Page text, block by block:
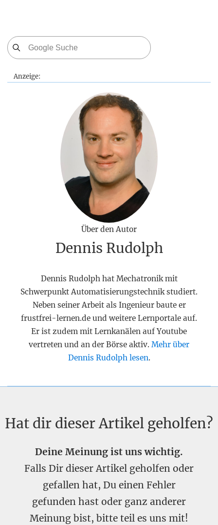
Anzeige:
Über den Autor
Dennis Rudolph
Dennis Rudolph hat Mechatronik mit
Schwerpunkt Automatisierungstechnik studiert.
Neben seiner Arbeit als Ingenieur baute er
frustfrei-lernen.de und weitere Lernportale auf.
Er ist zudem mit Lernkanälen auf Youtube
vertreten und an der Börse aktiv. Mehr über
Dennis Rudolph lesen.
Hat dir dieser Artikel geholfen?
Deine Meinung ist uns wichtig.
Falls Dir dieser Artikel geholfen oder
gefallen hat, Du einen Fehler
gefunden hast oder ganz anderer
Meinung bist, bitte teil es uns mit!